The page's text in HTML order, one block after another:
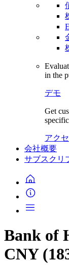
in the
デモ
Get
アク
会社概要
サブスクリ
Bank of
CNY